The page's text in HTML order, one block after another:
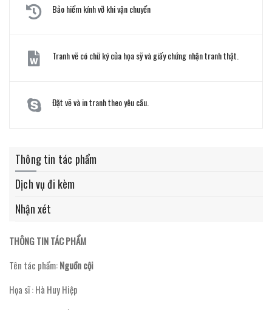
Bảo hiểm kính vỡ khi vận chuyển
Tranh vẽ có chữ ký của họa sỹ và giấy chứng nhận tranh thật.
Đặt vẽ và in tranh theo yêu cầu.
Thông tin tác phẩm
Dịch vụ đi kèm
Nhận xét
THÔNG TIN TÁC PHẨM
Tên tác phẩm:Nguồn cội
Họa sĩ : Hà Huy Hiệp